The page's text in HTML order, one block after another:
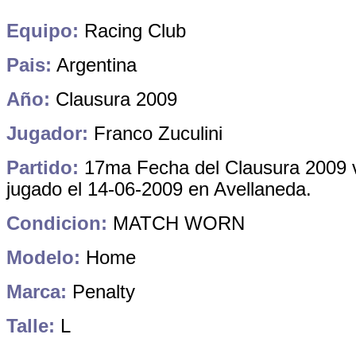
Equipo: Racing Club
Pais: Argentina
Año: Clausura 2009
Jugador: Franco Zuculini
Partido: 17ma Fecha del Clausura 2009
jugado el 14-06-2009 en Avellaneda.
Condicion: MATCH WORN
Modelo: Home
Marca: Penalty
Talle: L